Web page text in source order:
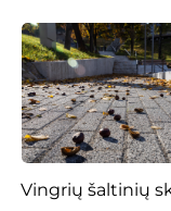
Vingrių šaltinių